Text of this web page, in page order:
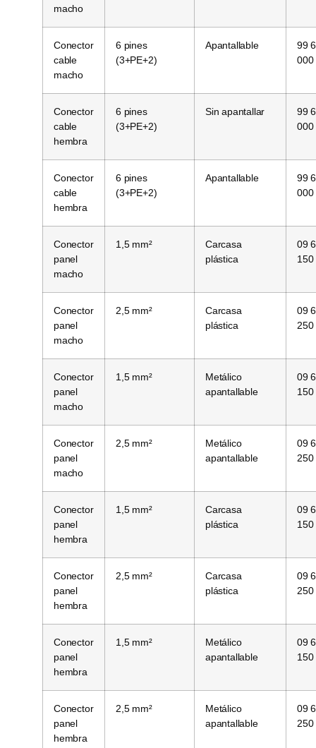
macho
Conector
cable
macho
6 pines
(3+PE+2)
Apantallable
99
000
Conector
cable
hembra
6 pines
(3+PE+2)
Sin apantallar
99
000
Conector
cable
hembra
6 pines
(3+PE+2)
Apantallable
99
000
Conector
panel
macho
1,5 mm²
Carcasa
plástica
09
150
Conector
panel
macho
2,5 mm²
Carcasa
plástica
09
250
Conector
panel
macho
1,5 mm²
Metálico
apantallable
09
150
Conector
panel
macho
2,5 mm²
Metálico
apantallable
09
250
Conector
panel
hembra
1,5 mm²
Carcasa
plástica
09
150
Conector
panel
hembra
2,5 mm²
Carcasa
plástica
09
250
Conector
panel
hembra
1,5 mm²
Metálico
apantallable
09
150
Conector
panel
hembra
2,5 mm²
Metálico
apantallable
09
250